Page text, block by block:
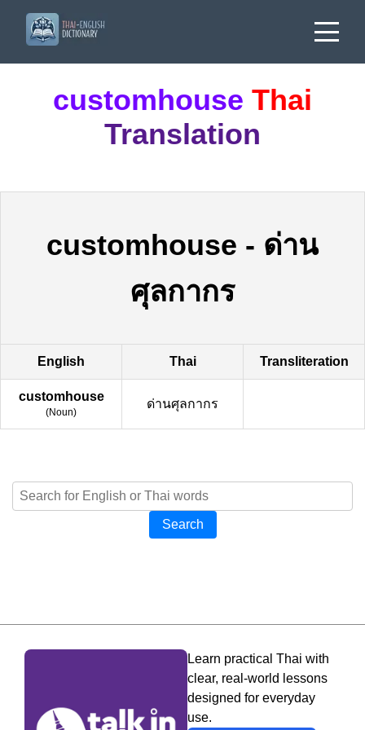
customhouse Thai
Translation
customhouse - ด่าน
ศุลกากร
English Thai Transliteration
customhouse
(Noun)
ด่านศุลกากร
Search
Learn practical Thai with
clear, real-world lessons
designed for everyday
use.